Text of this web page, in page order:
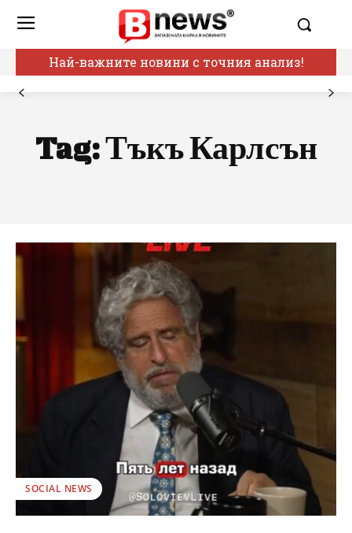
Най-важните новини с точния анализ!
Tag:Тъкъ Карлсън
SOCIAL NEWS